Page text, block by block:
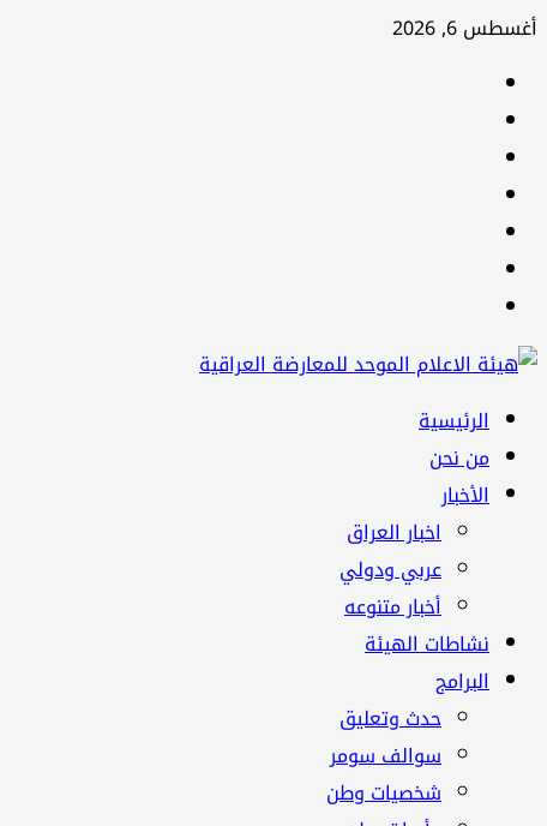
تخطي
أغسطس 6, 2026
القائمة
الرئيسية
الرئيسية
من نحن
الأخبار
اخبار العراق
عربي ودولي
أخبار متنوعه
نشاطات الهيئة
البرامج
حدث وتعليق
سوالف سومر
شخصيات وطن